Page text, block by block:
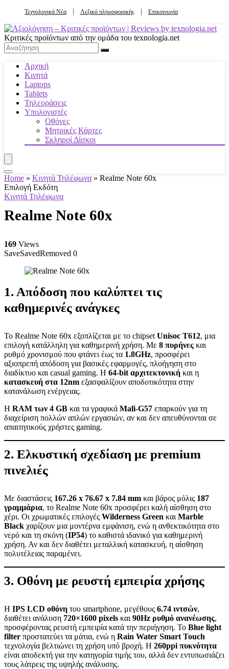
Τεχνολογικά Νέα Λεξικό πληροφορικής Επικοινωνία
Κριτικές προϊόντων από την ομάδα του texnologia.net
Αρχική
Κινητά
Laptops
Tablets
Τηλεοράσεις
Υπολογιστές
Οθόνες
Μητρικές Κάρτες
Σκληροί Δίσκοι
Home » Κινητά Τηλέφωνα » Realme Note 60x
Επιλογή Εκδότη
Κινητά Τηλέφωνα
Realme Note 60x
169 Views
SaveSavedRemoved 0
1. Απόδοση που καλύπτει τις
καθημερινές ανάγκες
Το Realme Note 60x εξοπλίζεται με το chipset Unisoc T612, μια
επιλογή κατάλληλη για καθημερινή χρήση. Με 8 πυρήνες και
ρυθμό χρονισμού που φτάνει έως τα 1.8GHz, προσφέρει
αξιοπρεπή απόδοση για βασικές εφαρμογές, πλοήγηση στο
διαδίκτυο και casual gaming. Η 64-bit αρχιτεκτονική και η
κατασκευή στα 12nm εξασφαλίζουν αποδοτικότητα στην
κατανάλωση ενέργειας.
Η RAM των 4 GB και τα γραφικά Mali-G57 επαρκούν για τη
διαχείριση πολλών απλών εργασιών, αν και δεν απευθύνονται σε
απαιτητικούς χρήστες gaming.
2. Ελκυστική σχεδίαση με premium
πινελιές
Με διαστάσεις 167.26 x 76.67 x 7.84 mm και βάρος μόλις 187
γραμμάρια, το Realme Note 60x προσφέρει καλή αίσθηση στο
χέρι. Οι χρωματικές επιλογές Wilderness Green και Marble
Black χαρίζουν μια μοντέρνα εμφάνιση, ενώ η ανθεκτικότητα στο
νερό και τη σκόνη (IP54) το καθιστά ιδανικό για καθημερινή
χρήση. Αν και δεν διαθέτει μεταλλική κατασκευή, η αίσθηση
πολυτέλειας παραμένει.
3. Οθόνη με ρευστή εμπειρία χρήσης
Η IPS LCD οθόνη του smartphone, μεγέθους 6.74 ιντσών,
διαθέτει ανάλυση 720×1600 pixels και 90Hz ρυθμό ανανέωσης,
προσφέροντας ρευστή εμπειρία κατά την περιήγηση. Το Blue light
filter προστατεύει τα μάτια, ενώ η Rain Water Smart Touch
τεχνολογία βελτιώνει τη χρήση υπό βροχή. Η 260ppi πυκνότητα
είναι αποδεκτή για την κατηγορία τιμής του, αλλά δεν εντυπωσιάζει
τους λάτρεις της υψηλής ανάλυσης.